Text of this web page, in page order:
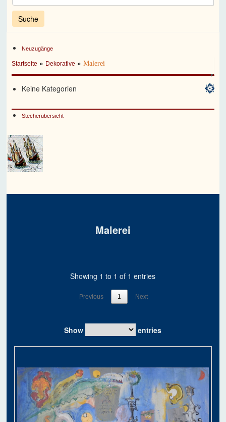
Neuzugänge
Startseite » Dekorative »Malerei
Keine Kategorien
Stecherübersicht
Malerei
Show entries
Showing 1 to 1 of 1 entries
Previous 1 Next